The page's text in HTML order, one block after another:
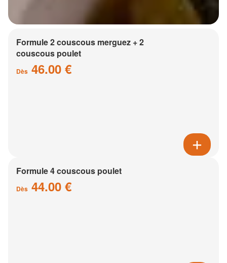
Formule 2 couscous merguez + 2
couscous poulet
Dès 46.00 €
Formule 4 couscous poulet
Dès 44.00 €